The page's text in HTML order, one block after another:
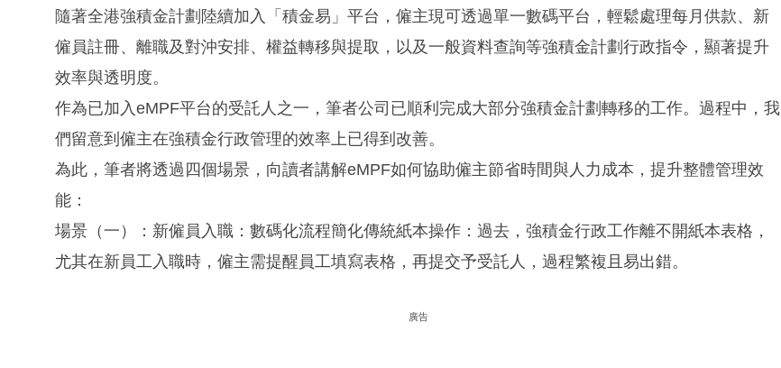
隨著全港強積金計劃陸續加入「積金易」平台，僱主現可透過單一數碼平台，輕鬆處理每月供款、新
僱員註冊、離職及對沖安排、權益轉移與提取，以及一般資料查詢等強積金計劃行政指令，顯著提升
效率與透明度。
作為已加入eMPF平台的受託人之一，筆者公司已順利完成大部分強積金計劃轉移的工作。過程中，我
們留意到僱主在強積金行政管理的效率上已得到改善。
為此，筆者將透過四個場景，向讀者講解eMPF如何協助僱主節省時間與人力成本，提升整體管理效
能：
場景（一）：新僱員入職：數碼化流程簡化傳統紙本操作：過去，強積金行政工作離不開紙本表格，
尤其在新員工入職時，僱主需提醒員工填寫表格，再提交予受託人，過程繁複且易出錯。
廣告